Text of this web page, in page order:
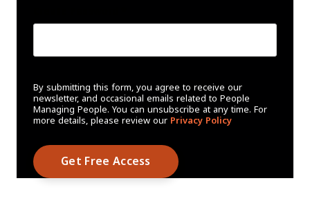
By submitting this form, you agree to receive our
newsletter, and occasional emails related to People
Managing People. You can unsubscribe at any time. For
more details, please review our Privacy Policy